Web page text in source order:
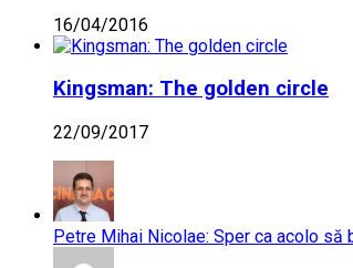
16/04/2016
Kingsman: The golden circle
22/09/2017
Petre Mihai Nicolae: Sper ca acolo să